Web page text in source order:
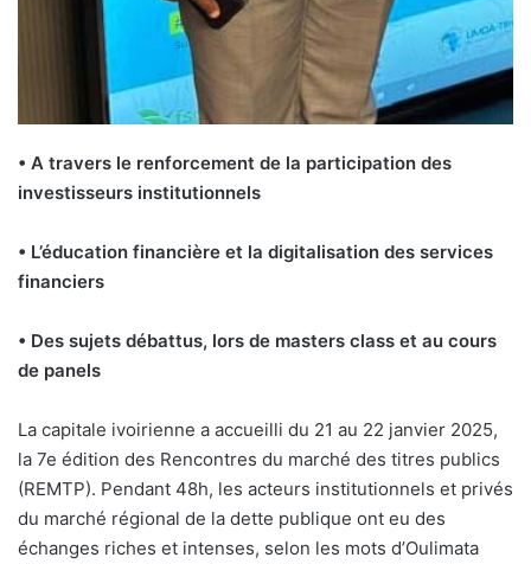
• A travers le renforcement de la participation des
investisseurs institutionnels
• L’éducation financière et la digitalisation des services
financiers
• Des sujets débattus, lors de masters class et au cours
de panels
La capitale ivoirienne a accueilli du 21 au 22 janvier 2025,
la 7e édition des Rencontres du marché des titres publics
(REMTP). Pendant 48h, les acteurs institutionnels et privés
du marché régional de la dette publique ont eu des
échanges riches et intenses, selon les mots d’Oulimata